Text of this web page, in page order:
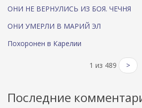
ОНИ НЕ ВЕРНУЛИСЬ ИЗ БОЯ. ЧЕЧНЯ
ОНИ УМЕРЛИ В МАРИЙ ЭЛ
Похоронен в Карелии
1 из 489 >
Последние